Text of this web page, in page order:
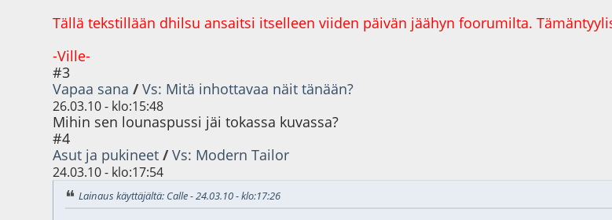
Tällä tekstillään dhilsu ansaitsi itselleen viiden päivän jäähyn foorumilta.
-Ville-
#3
Vapaa sana /Vs: Mitä inhottavaa näit tänään?
26.03.10 - klo:15:48
Mihin sen lounaspussi jäi tokassa kuvassa?
#4
Asut ja pukineet /Vs: Modern Tailor
24.03.10 - klo:17:54
Lainaus käyttäjältä: Calle - 24.03.10 - klo:17:26